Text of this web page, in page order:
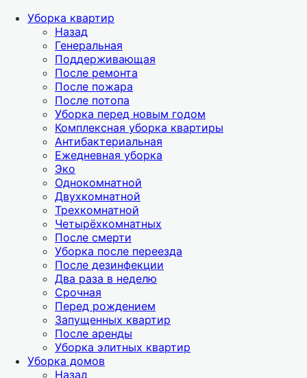
Уборка квартир
Назад
Генеральная
Поддерживающая
После ремонта
После пожара
После потопа
Уборка перед новым годом
Комплексная уборка квартиры
Антибактериальная
Ежедневная уборка
Эко
Однокомнатной
Двухкомнатной
Трехкомнатной
Четырёхкомнатных
После смерти
Уборка после переезда
После дезинфекции
Два раза в неделю
Срочная
Перед рождением
Запущенных квартир
После аренды
Уборка элитных квартир
Уборка домов
Назад